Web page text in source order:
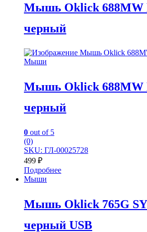
Мышь Oklick 688MW
черный
Мыши
Мышь Oklick 688MW
черный
0 out of 5
(0)
SKU: ГЛ-00025728
499 ₽
Подробнее
Мыши
Мышь Oklick 765G
черный USB